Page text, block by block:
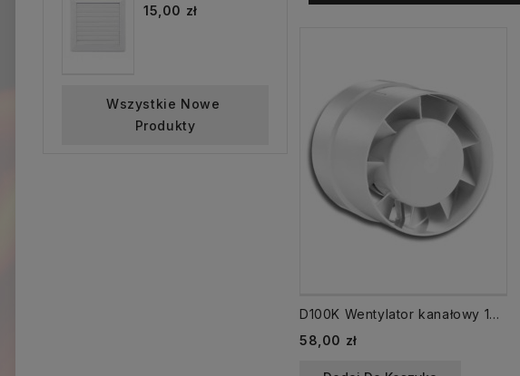
15,00 zł
Wszystkie Nowe
Produkty
D100K Wentylator kanałowy 100 INTRO Standard
Cena
58,00 zł